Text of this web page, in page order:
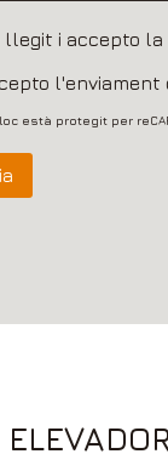
llegit i accepto
l'enviament
està protegit per